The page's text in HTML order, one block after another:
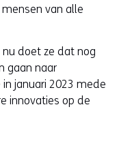
van alle
nu doet ze dat nog
gaan naar
in januari 2023 mede
innovaties op de